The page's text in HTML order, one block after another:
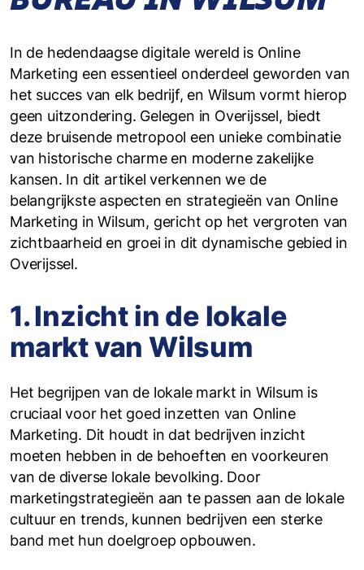
In de hedendaagse digitale wereld is Online
Marketing een essentieel onderdeel geworden van
het succes van elk bedrijf, en Wilsum vormt hierop
geen uitzondering. Gelegen in Overijssel, biedt
deze bruisende metropool een unieke combinatie
van historische charme en moderne zakelijke
kansen. In dit artikel verkennen we de
belangrijkste aspecten en strategieën van Online
Marketing in Wilsum, gericht op het vergroten van
zichtbaarheid en groei in dit dynamische gebied in
Overijssel.
1. Inzicht in de lokale
markt van Wilsum
Het begrijpen van de lokale markt in Wilsum is
cruciaal voor het goed inzetten van Online
Marketing. Dit houdt in dat bedrijven inzicht
moeten hebben in de behoeften en voorkeuren
van de diverse lokale bevolking. Door
marketingstrategieën aan te passen aan de lokale
cultuur en trends, kunnen bedrijven een sterke
band met hun doelgroep opbouwen.